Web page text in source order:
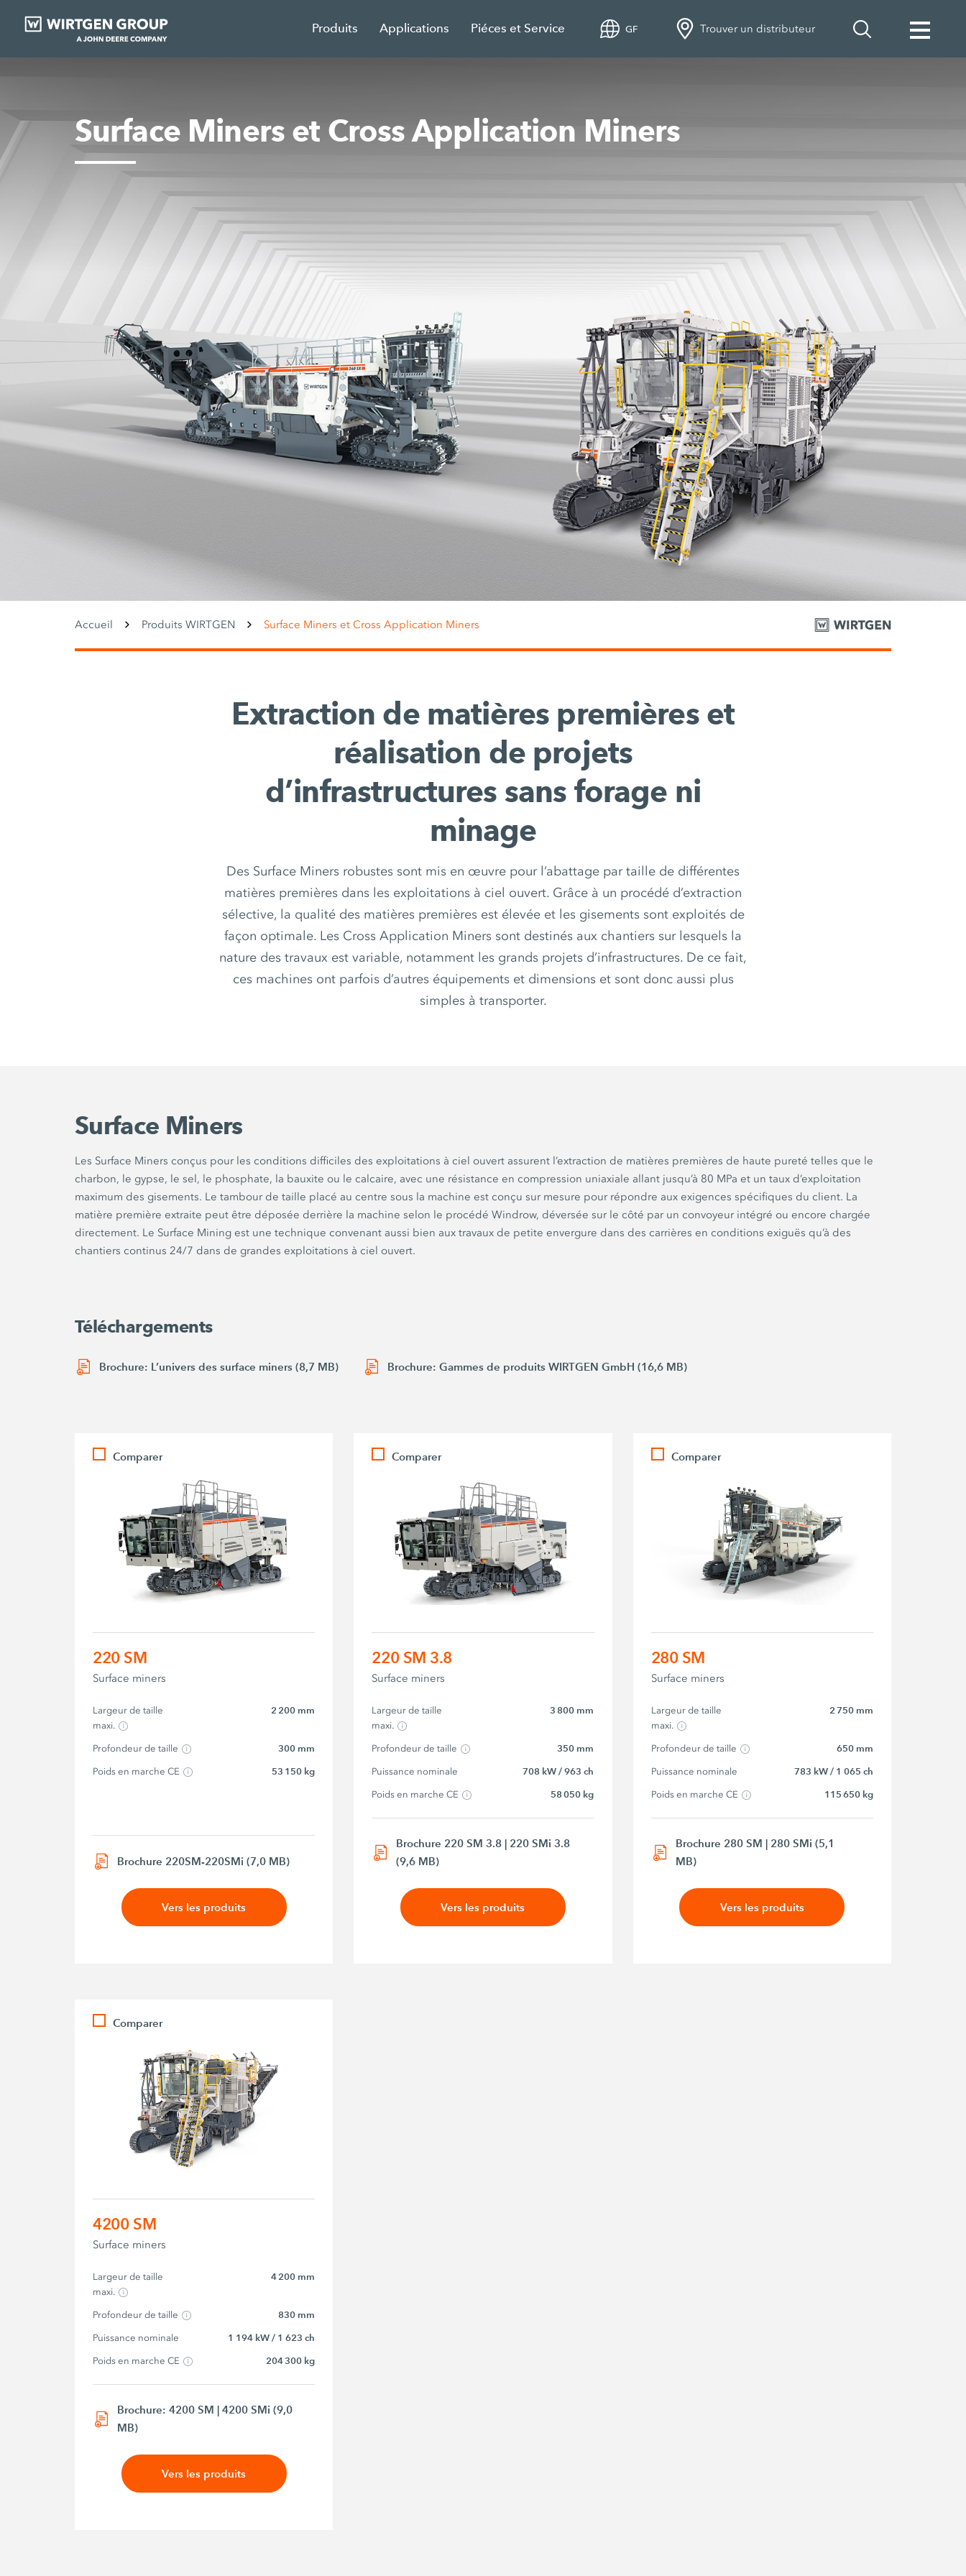
Produits Applications Piéces et Service GF Trouver un distributeur
Surface Miners et Cross Application Miners
Accueil Produits WIRTGEN Surface Miners et Cross Application Miners
Extraction de matières premières et
réalisation de projets
d’infrastructures sans forage ni
minage
Des Surface Miners robustes sont mis en œuvre pour l’abattage par taille de différentes
matières premières dans les exploitations à ciel ouvert. Grâce à un procédé d’extraction
sélective, la qualité des matières premières est élevée et les gisements sont exploités de
façon optimale. Les Cross Application Miners sont destinés aux chantiers sur lesquels la
nature des travaux est variable, notamment les grands projets d’infrastructures. De ce fait,
ces machines ont parfois d’autres équipements et dimensions et sont donc aussi plus
simples à transporter.
Surface Miners
Les Surface Miners conçus pour les conditions difficiles des exploitations à ciel ouvert assurent l’extraction de matières premières de haute pureté telles que le
charbon, le gypse, le sel, le phosphate, la bauxite ou le calcaire, avec une résistance en compression uniaxiale allant jusqu’à 80 MPa et un taux d’exploitation
maximum des gisements. Le tambour de taille placé au centre sous la machine est conçu sur mesure pour répondre aux exigences spécifiques du client. La
matière première extraite peut être déposée derrière la machine selon le procédé Windrow, déversée sur le côté par un convoyeur intégré ou encore chargée
directement. Le Surface Mining est une technique convenant aussi bien aux travaux de petite envergure dans des carrières en conditions exiguës qu’à des
chantiers continus 24/7 dans de grandes exploitations à ciel ouvert.
Téléchargements
Brochure: L’univers des surface miners (8,7 MB) Brochure: Gammes de produits WIRTGEN GmbH (16,6 MB)
Comparer
220 SM
Surface miners
Largeur de taille
maxi.
2 200 mm
Profondeur de taille 300 mm
Poids en marche CE 53 150 kg
Brochure 220SM-220SMi (7,0 MB)
Vers les produits
Comparer
220 SM 3.8
Surface miners
Largeur de taille
maxi.
3 800 mm
Profondeur de taille 350 mm
Puissance nominale 708 kW / 963 ch
Poids en marche CE 58 050 kg
Brochure 220 SM 3.8 | 220 SMi 3.8
(9,6 MB)
Vers les produits
Comparer
280 SM
Surface miners
Largeur de taille
maxi.
2 750 mm
Profondeur de taille 650 mm
Puissance nominale 783 kW / 1 065 ch
Poids en marche CE 115 650 kg
Brochure 280 SM | 280 SMi (5,1
MB)
Vers les produits
Comparer
4200 SM
Surface miners
Largeur de taille
maxi.
4 200 mm
Profondeur de taille 830 mm
Puissance nominale 1 194 kW / 1 623 ch
Poids en marche CE 204 300 kg
Brochure: 4200 SM | 4200 SMi (9,0
MB)
Vers les produits